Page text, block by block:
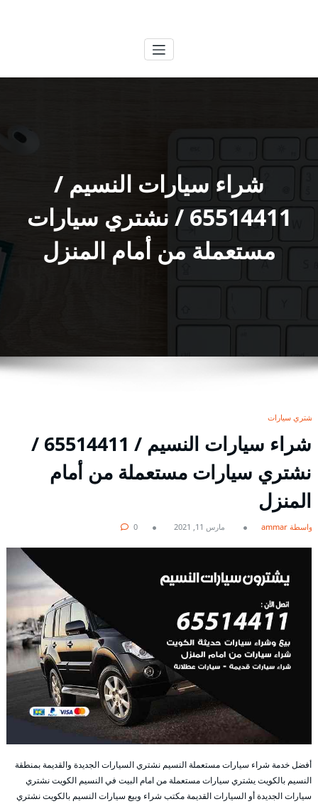
شراء سيارات النسيم /
65514411 / نشتري سيارات
مستعملة من أمام المنزل
نشتري سيارات
شراء سيارات النسيم / 65514411 /
نشتري سيارات مستعملة من أمام
المنزل
بواسطة ammar مارس 11, 2021 0
أفضل خدمة شراء سيارات مستعملة النسيم نشتري السيارات الجديدة والقديمة بمنطقة
النسيم بالكويت يشتري سيارات مستعملة من امام البيت في النسيم الكويت نشتري
سيارات الجديدة أو السيارات القديمة مكتب شراء وبيع سيارات النسيم بالكويت نشتري